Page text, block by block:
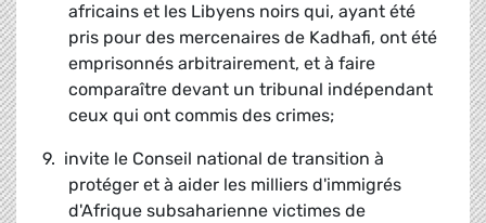
africains et les Libyens noirs qui, ayant été
pris pour des mercenaires de Kadhafi, ont été
emprisonnés arbitrairement, et à faire
comparaître devant un tribunal indépendant
ceux qui ont commis des crimes;
9. invite le Conseil national de transition à
protéger et à aider les milliers d'immigrés
d'Afrique subsaharienne victimes de